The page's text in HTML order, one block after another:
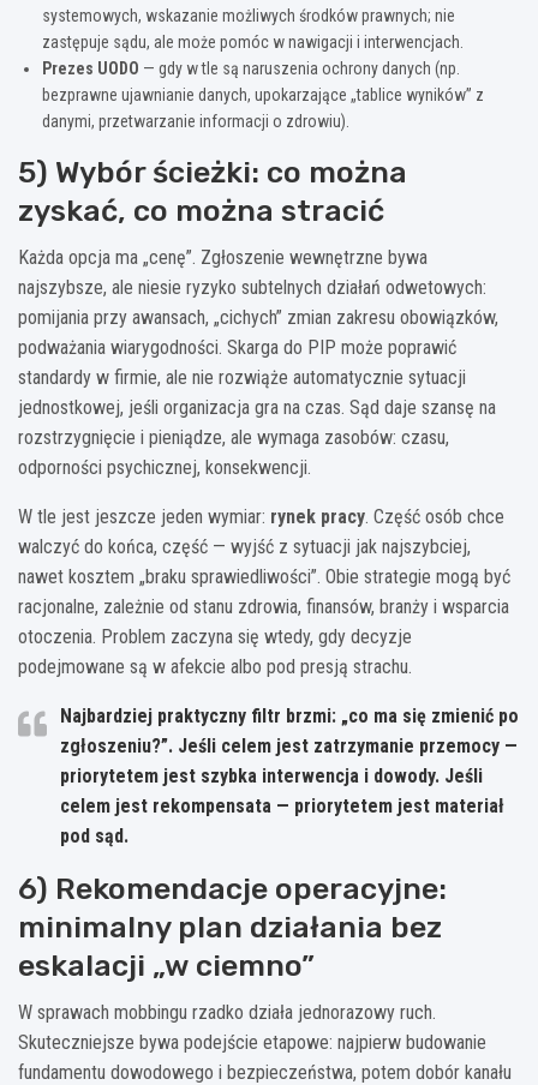
systemowych, wskazanie możliwych środków prawnych; nie
zastępuje sądu, ale może pomóc w nawigacji i interwencjach.
Prezes UODO — gdy w tle są naruszenia ochrony danych (np.
bezprawne ujawnianie danych, upokarzające „tablice wyników” z
danymi, przetwarzanie informacji o zdrowiu).
5) Wybór ścieżki: co można
zyskać, co można stracić
Każda opcja ma „cenę”. Zgłoszenie wewnętrzne bywa
najszybsze, ale niesie ryzyko subtelnych działań odwetowych:
pomijania przy awansach, „cichych” zmian zakresu obowiązków,
podważania wiarygodności. Skarga do PIP może poprawić
standardy w firmie, ale nie rozwiąże automatycznie sytuacji
jednostkowej, jeśli organizacja gra na czas. Sąd daje szansę na
rozstrzygnięcie i pieniądze, ale wymaga zasobów: czasu,
odporności psychicznej, konsekwencji.
W tle jest jeszcze jeden wymiar: rynek pracy. Część osób chce
walczyć do końca, część — wyjść z sytuacji jak najszybciej,
nawet kosztem „braku sprawiedliwości”. Obie strategie mogą być
racjonalne, zależnie od stanu zdrowia, finansów, branży i wsparcia
otoczenia. Problem zaczyna się wtedy, gdy decyzje
podejmowane są w afekcie albo pod presją strachu.
Najbardziej praktyczny filtr brzmi: „co ma się zmienić po
zgłoszeniu?”. Jeśli celem jest zatrzymanie przemocy —
priorytetem jest szybka interwencja i dowody. Jeśli
celem jest rekompensata — priorytetem jest materiał
pod sąd.
6) Rekomendacje operacyjne:
minimalny plan działania bez
eskalacji „w ciemno”
W sprawach mobbingu rzadko działa jednorazowy ruch.
Skuteczniejsze bywa podejście etapowe: najpierw budowanie
fundamentu dowodowego i bezpieczeństwa, potem dobór kanału